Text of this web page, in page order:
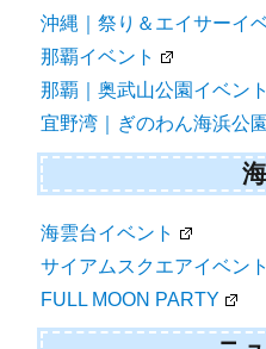
沖縄｜祭り＆エイサーイ
那覇イベント
那覇｜奥武山公園イベント
宜野湾｜ぎのわん海浜公
海雲台イベント
サイアムスクエアイベント
FULL MOON PARTY